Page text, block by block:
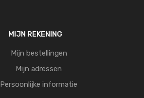
MIJN REKENING
Mijn bestellingen
Mijn adressen
Persoonlijke informatie